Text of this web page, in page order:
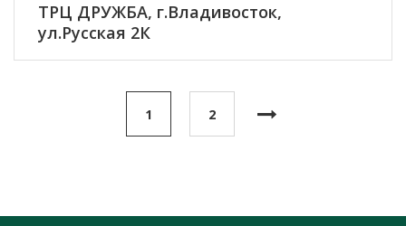
ТРЦ ДРУЖБА, г.Владивосток,
ул.Русская 2К
1 2